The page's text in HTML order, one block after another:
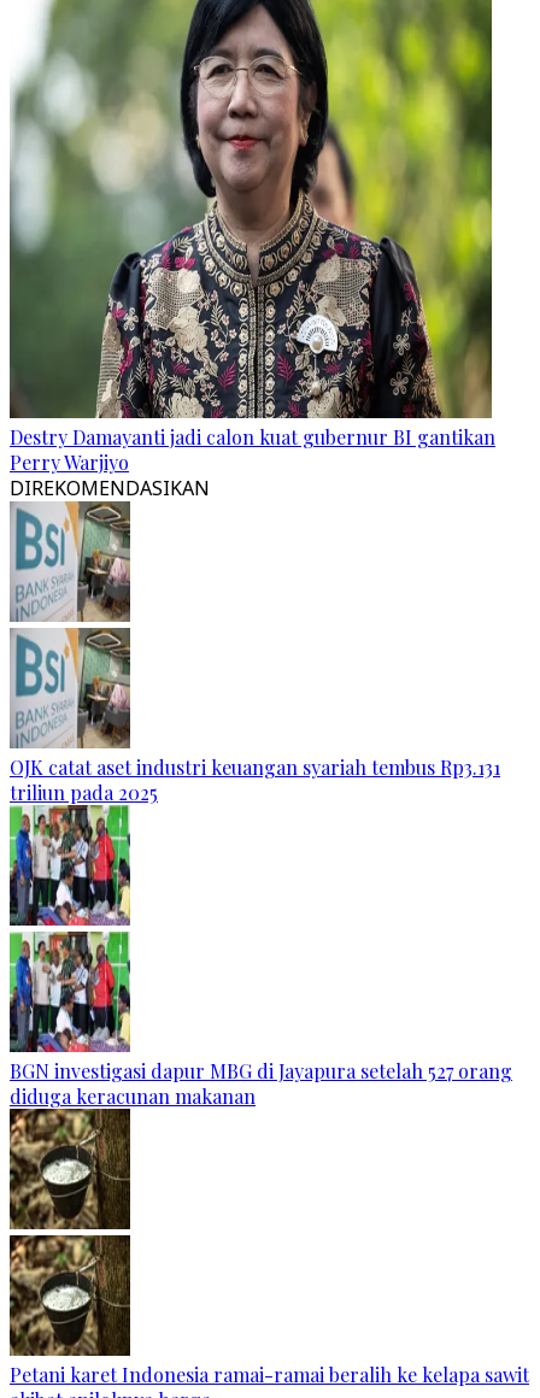
Destry Damayanti jadi calon kuat gubernur BI gantikan
Perry Warjiyo
DIREKOMENDASIKAN
OJK catat aset industri keuangan syariah tembus Rp3.131
triliun pada 2025
BGN investigasi dapur MBG di Jayapura setelah 527 orang
diduga keracunan makanan
Petani karet Indonesia ramai-ramai beralih ke kelapa sawit